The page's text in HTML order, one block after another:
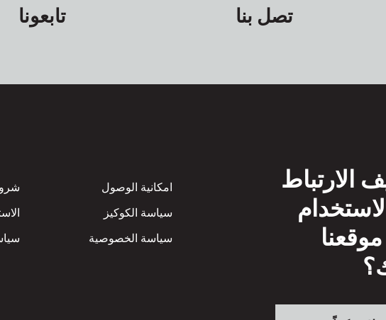
تصل بنا تابعونا
Footer
امكانية الوصول
سياسة الكوكيز
سياسة الخصوصية
الارتباط